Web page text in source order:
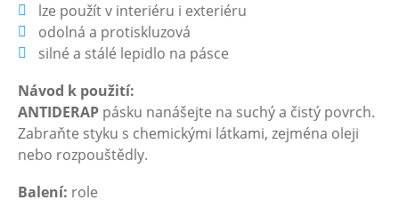
lze použít v interiéru i exteriéru
odolná a protiskluzová
silné a stálé lepidlo na pásce
Návod k použití:
ANTIDERAP pásku nanášejte na suchý a čistý povrch.
Zabraňte styku s chemickými látkami, zejména oleji
nebo rozpouštědly.
Balení: role